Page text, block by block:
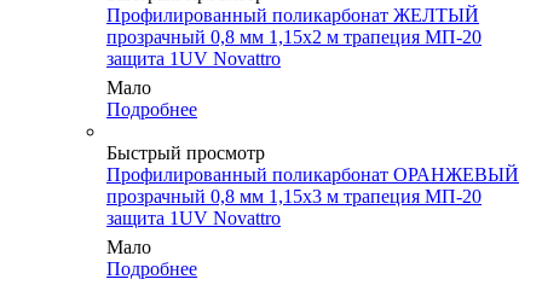
Профилированный поликарбонат ЖЕЛТЫЙ
прозрачный 0,8 мм 1,15х2 м трапеция МП-20
защита 1UV Novattro
Мало
Подробнее
Быстрый просмотр
Профилированный поликарбонат ОРАНЖЕВЫЙ
прозрачный 0,8 мм 1,15х3 м трапеция МП-20
защита 1UV Novattro
Мало
Подробнее